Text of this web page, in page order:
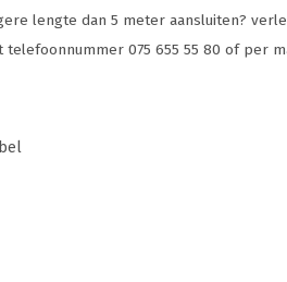
lengte dan 5 meter aansluiten?
075 655 55 80 of per